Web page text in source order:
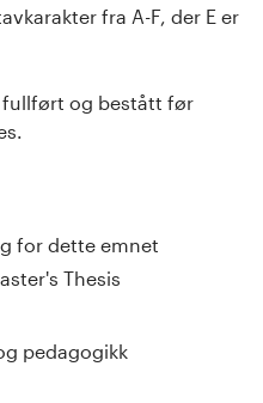
fra A-F, der E er
og bestått før
for dette emnet
Thesis
pedagogikk